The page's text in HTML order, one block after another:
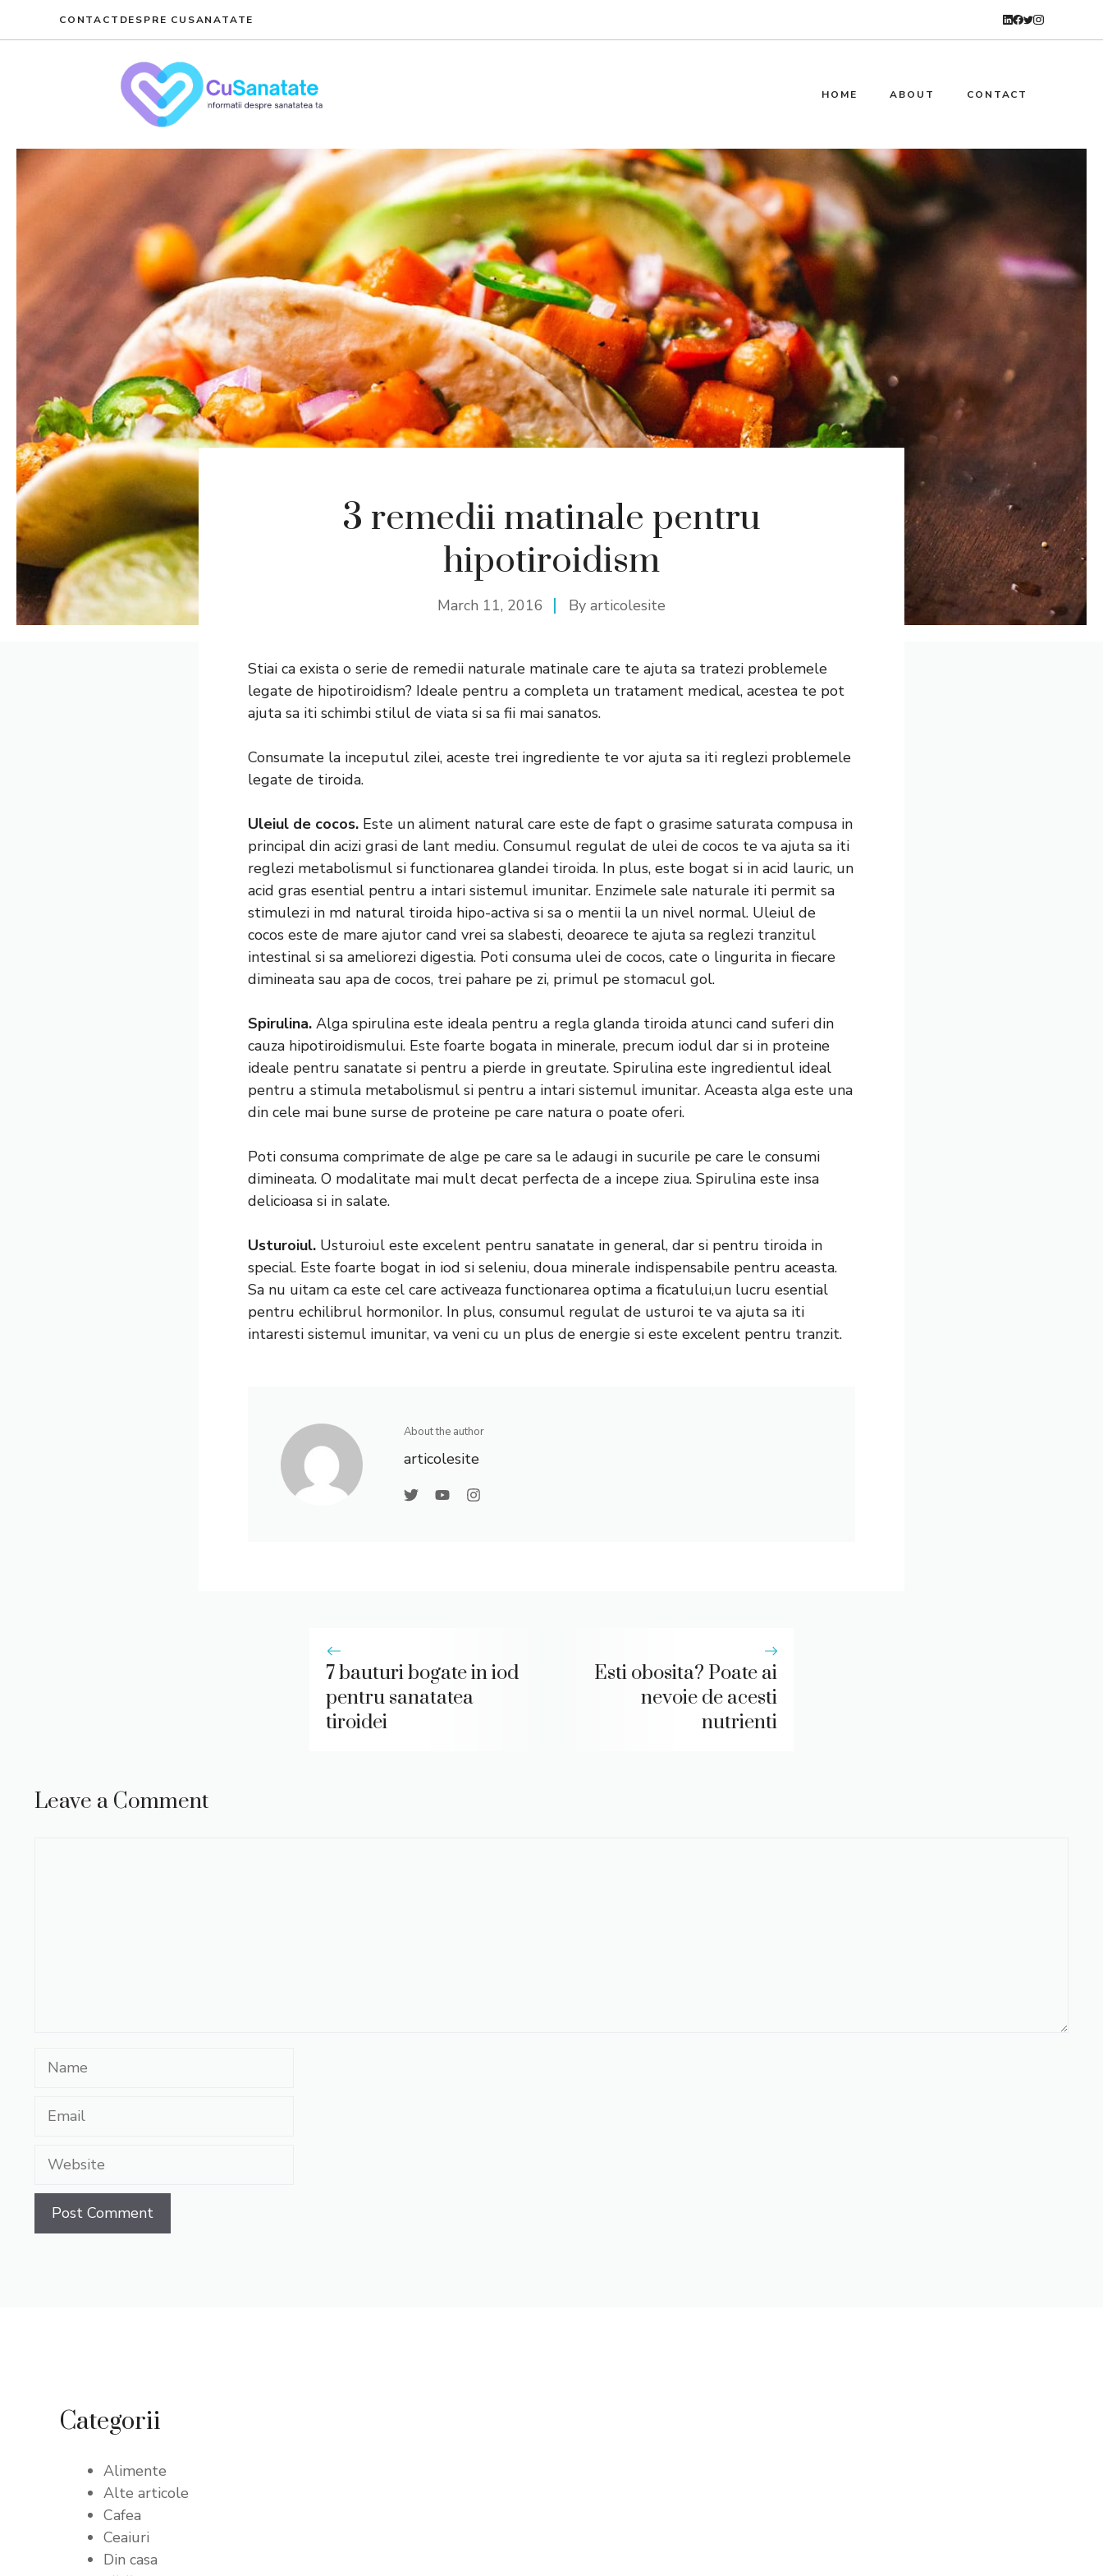
CONTACT DESPRE CUSANATATE
HOME ABOUT CONTACT
3 remedii matinale pentru
hipotiroidism
March 11, 2016 By articolesite
Stiai ca exista o serie de remedii naturale matinale care te ajuta sa tratezi problemele
legate de hipotiroidism? Ideale pentru a completa un tratament medical, acestea te pot
ajuta sa iti schimbi stilul de viata si sa fii mai sanatos.
Consumate la inceputul zilei, aceste trei ingrediente te vor ajuta sa iti reglezi problemele
legate de tiroida.
Uleiul de cocos. Este un aliment natural care este de fapt o grasime saturata compusa in
principal din acizi grasi de lant mediu. Consumul regulat de ulei de cocos te va ajuta sa iti
reglezi metabolismul si functionarea glandei tiroida. In plus, este bogat si in acid lauric, un
acid gras esential pentru a intari sistemul imunitar. Enzimele sale naturale iti permit sa
stimulezi in md natural tiroida hipo-activa si sa o mentii la un nivel normal. Uleiul de
cocos este de mare ajutor cand vrei sa slabesti, deoarece te ajuta sa reglezi tranzitul
intestinal si sa ameliorezi digestia. Poti consuma ulei de cocos, cate o lingurita in fiecare
dimineata sau apa de cocos, trei pahare pe zi, primul pe stomacul gol.
Spirulina. Alga spirulina este ideala pentru a regla glanda tiroida atunci cand suferi din
cauza hipotiroidismului. Este foarte bogata in minerale, precum iodul dar si in proteine
ideale pentru sanatate si pentru a pierde in greutate. Spirulina este ingredientul ideal
pentru a stimula metabolismul si pentru a intari sistemul imunitar. Aceasta alga este una
din cele mai bune surse de proteine pe care natura o poate oferi.
Poti consuma comprimate de alge pe care sa le adaugi in sucurile pe care le consumi
dimineata. O modalitate mai mult decat perfecta de a incepe ziua. Spirulina este insa
delicioasa si in salate.
Usturoiul. Usturoiul este excelent pentru sanatate in general, dar si pentru tiroida in
special. Este foarte bogat in iod si seleniu, doua minerale indispensabile pentru aceasta.
Sa nu uitam ca este cel care activeaza functionarea optima a ficatului,un lucru esential
pentru echilibrul hormonilor. In plus, consumul regulat de usturoi te va ajuta sa iti
intaresti sistemul imunitar, va veni cu un plus de energie si este excelent pentru tranzit.
About the author
articolesite
7 bauturi bogate in iod
pentru sanatatea
tiroidei
Esti obosita? Poate ai
nevoie de acesti
nutrienti
Leave a Comment
Name
Email
Website
Categorii
Alimente
Alte articole
Cafea
Ceaiuri
Din casa